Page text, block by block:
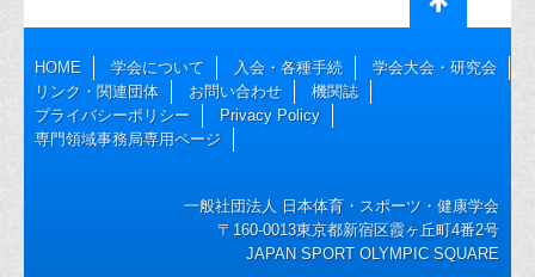
HOME 学会について 入会・各種手続
学会大会・研究会
リンク・関連団体
お問い合わせ
機関誌
プライバシーポリシー
Privacy Policy
専門領域事務局専用ページ
一般社団法人 日本体育・スポーツ・健康学会
〒160-0013東京都新宿区霞ヶ丘町4番2号
JAPAN SPORT OLYMPIC SQUARE